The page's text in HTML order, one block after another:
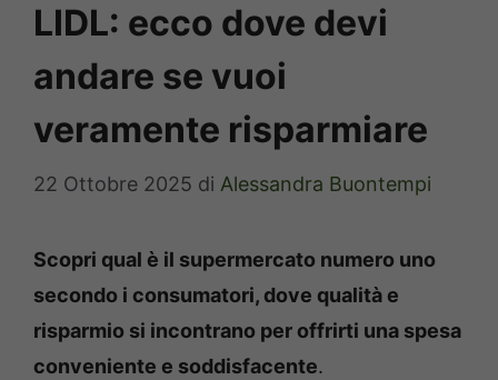
LIDL: ecco dove devi
andare se vuoi
veramente risparmiare
22 Ottobre 2025 di Alessandra Buontempi
Scopri qual è il supermercato numero uno
secondo i consumatori, dove qualità e
risparmio si incontrano per offrirti una spesa
conveniente e soddisfacente.